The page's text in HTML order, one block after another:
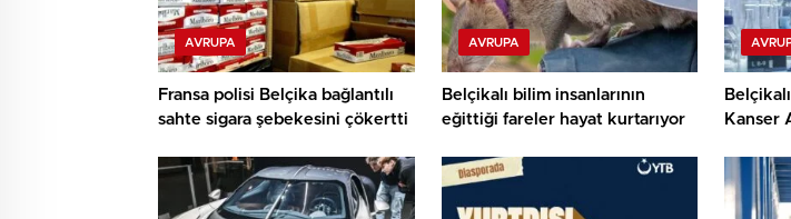
AVRUPA
Fransa polisi Belçika bağlantılı
sahte sigara şebekesini çökertti
AVRUPA
Belçikalı bilim insanlarının
eğittiği fareler hayat kurtarıyor
Kanser